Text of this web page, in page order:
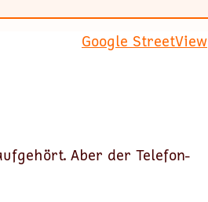
Google StreetView
Aber der Telefon-